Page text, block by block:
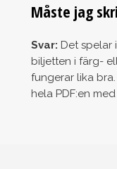
Måste jag
Svar: Det spelar
biljetten i färg-
fungerar lika
hela PDF:en